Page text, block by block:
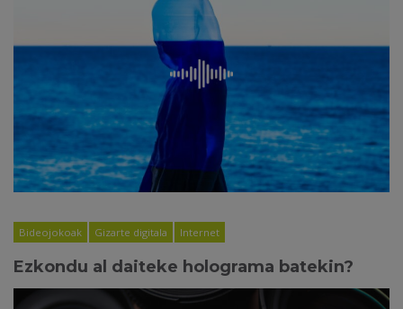
Bideojokoak Gizarte digitala Internet
Ezkondu al daiteke holograma batekin?